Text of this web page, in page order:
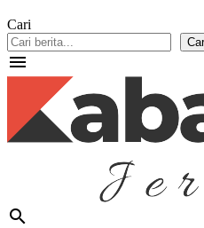
Cari
menu
search